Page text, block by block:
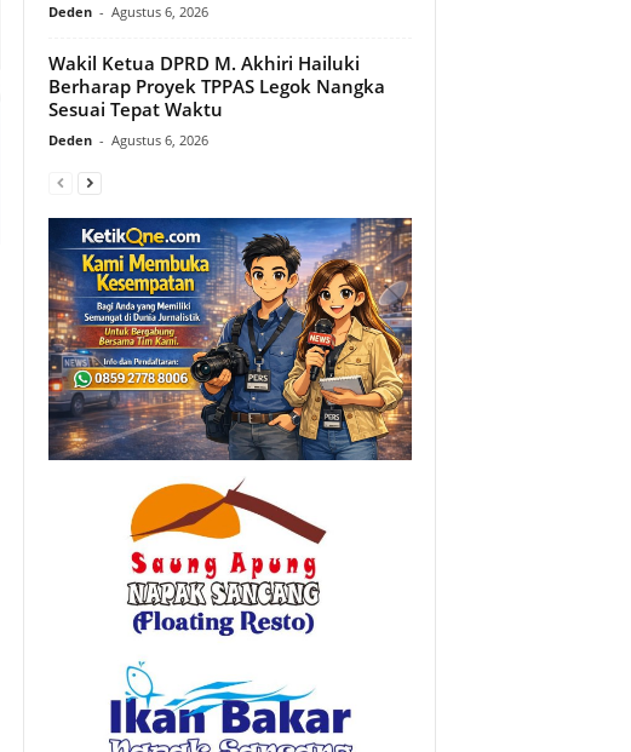
Deden - Agustus 6, 2026
Wakil Ketua DPRD M. Akhiri Hailuki
Berharap Proyek TPPAS Legok Nangka
Sesuai Tepat Waktu
Deden - Agustus 6, 2026